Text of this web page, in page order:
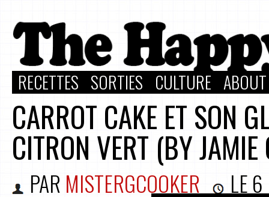
RECETTES SORTIES CULTURE
CARROT CAKE ET SON
CITRON VERT (BY JAMIE
PAR MISTERGCOOKER LE6